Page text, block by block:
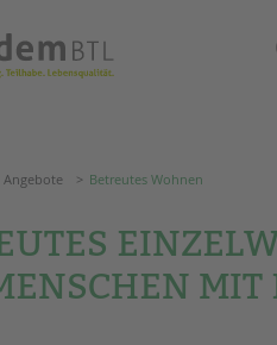
HILFEN HILFEN ZUR
Angebote
Angebote Betreutes Wohnen